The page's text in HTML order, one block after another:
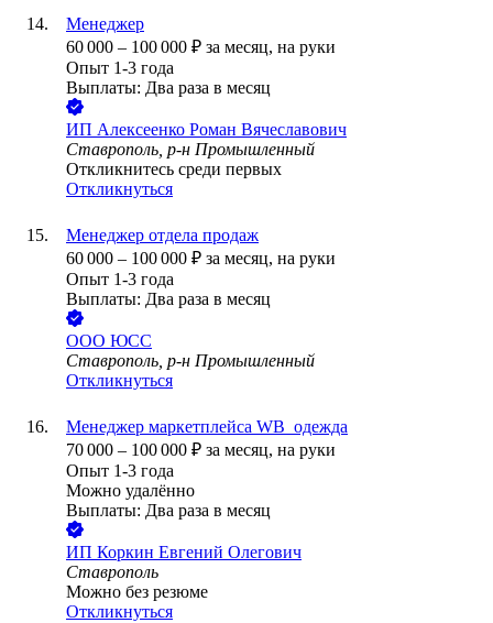
Менеджер
60 000 – 100 000 ₽ за месяц, на руки
Опыт 1-3 года
Выплаты: Два раза в месяц
ИП Алексеенко Роман Вячеславович
Ставрополь, р-н Промышленный
Откликнитесь среди первых
Откликнуться
Менеджер отдела продаж
60 000 – 100 000 ₽ за месяц, на руки
Опыт 1-3 года
Выплаты: Два раза в месяц
ООО ЮСС
Ставрополь, р-н Промышленный
Откликнуться
Менеджер маркетплейса WB_одежда
70 000 – 100 000 ₽ за месяц, на руки
Опыт 1-3 года
Можно удалённо
Выплаты: Два раза в месяц
ИП Коркин Евгений Олегович
Ставрополь
Можно без резюме
Откликнуться